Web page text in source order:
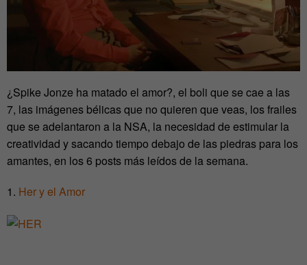
¿Spike Jonze ha matado el amor?, el boli que se cae a las
7, las imágenes bélicas que no quieren que veas, los frailes
que se adelantaron a la NSA, la necesidad de estimular la
creatividad y sacando tiempo debajo de las piedras para los
amantes, en los 6 posts más leídos de la semana.
1. Her y el Amor